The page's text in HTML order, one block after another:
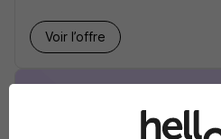
Voir l’offre